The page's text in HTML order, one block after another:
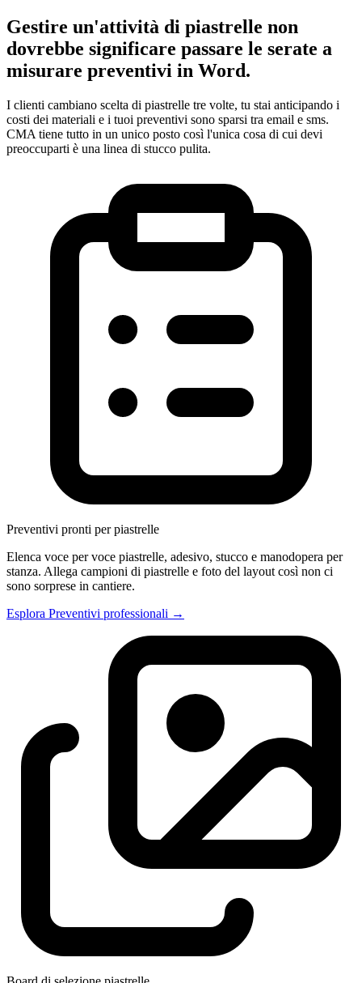
Gestire un'attività di piastrelle non
dovrebbe significare passare le serate a
misurare preventivi in Word.
I clienti cambiano scelta di piastrelle tre volte, tu stai anticipando i
costi dei materiali e i tuoi preventivi sono sparsi tra email e sms.
CMA tiene tutto in un unico posto così l'unica cosa di cui devi
preoccuparti è una linea di stucco pulita.
Preventivi pronti per piastrelle
Elenca voce per voce piastrelle, adesivo, stucco e manodopera per
stanza. Allega campioni di piastrelle e foto del layout così non ci
sono sorprese in cantiere.
Esplora Preventivi professionali →